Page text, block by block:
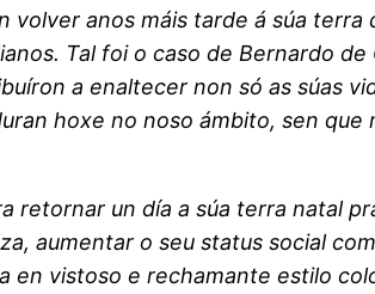
volver anos máis tarde á súa
Tal foi o caso de Bernardo
a enaltecer non só as súas
hoxe no noso ámbito, sen
retornar un día a súa terra natal
aumentar o seu status social
en vistoso e rechamante estilo